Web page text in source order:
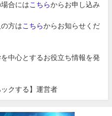
合には こちらからお申し込み
方は こちらからお知らせくだ
中心とするお役立ち情報を発
クする】運営者